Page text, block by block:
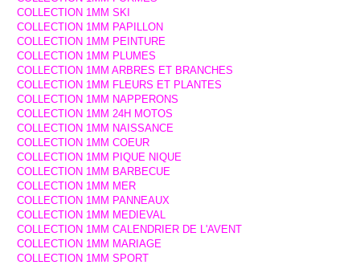
COLLECTION 1MM SKI
COLLECTION 1MM PAPILLON
COLLECTION 1MM PEINTURE
COLLECTION 1MM PLUMES
COLLECTION 1MM ARBRES ET BRANCHES
COLLECTION 1MM FLEURS ET PLANTES
COLLECTION 1MM NAPPERONS
COLLECTION 1MM 24H MOTOS
COLLECTION 1MM NAISSANCE
COLLECTION 1MM COEUR
COLLECTION 1MM PIQUE NIQUE
COLLECTION 1MM BARBECUE
COLLECTION 1MM MER
COLLECTION 1MM PANNEAUX
COLLECTION 1MM MEDIEVAL
COLLECTION 1MM CALENDRIER DE L'AVENT
COLLECTION 1MM MARIAGE
COLLECTION 1MM SPORT